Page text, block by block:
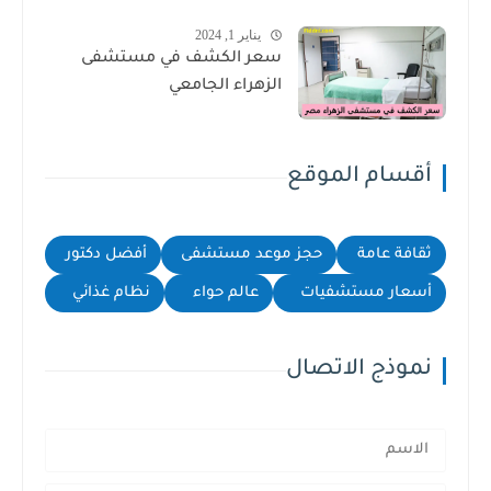
يناير 1, 2024
سعر الكشف في مستشفى
الزهراء الجامعي
أقسام الموقع
ثقافة عامة حجز موعد مستشفى أفضل دكتور
أسعار مستشفيات عالم حواء نظام غذائي
نموذج الاتصال